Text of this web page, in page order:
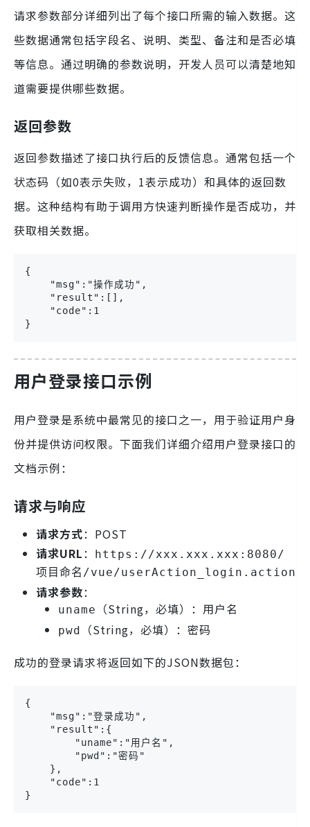
请求参数部分详细列出了每个接口所需的输入数据。这
些数据通常包括字段名、说明、类型、备注和是否必填
等信息。通过明确的参数说明，开发人员可以清楚地知
道需要提供哪些数据。
返回参数
返回参数描述了接口执行后的反馈信息。通常包括一个
状态码（如0表示失败，1表示成功）和具体的返回数
据。这种结构有助于调用方快速判断操作是否成功，并
获取相关数据。
{
    "msg":"操作成功",
    "result":[],
    "code":1
}
用户登录接口示例
用户登录是系统中最常见的接口之一，用于验证用户身
份并提供访问权限。下面我们详细介绍用户登录接口的
文档示例：
请求与响应
请求方式：POST
请求URL：
https://xxx.xxx.xxx:8080/
项目命名/vue/userAction_login.action
请求参数：
uname （String，必填）：用户名
pwd
（String，必填）：密码
成功的登录请求将返回如下的JSON数据包：
{
    "msg":"登录成功",
    "result":{
        "uname":"用户名",
        "pwd":"密码"
    },
    "code":1
}